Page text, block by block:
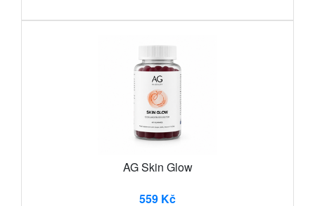
AG Skin Glow
559 Kč